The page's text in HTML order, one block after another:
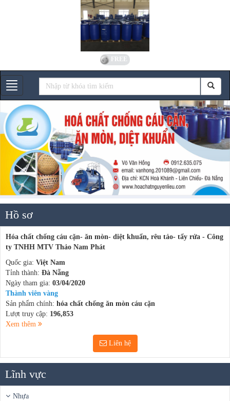
FREE
Gian hàng
Hồ sơ
Hóa chất chống cáu cặn- ăn mòn- diệt khuẩn, rêu tảo- tẩy rửa - Công
ty TNHH MTV Thảo Nam Phát
Quốc gia: Việt Nam
Tỉnh thành: Đà Nẵng
Ngày tham gia: 03/04/2020
Thành viên vàng
Sản phẩm chính: hóa chất chống ăn mòn cáu cặn
Lượt truy cập: 196,853
Xem thêm
Liên hệ
Lĩnh vực
Nhựa